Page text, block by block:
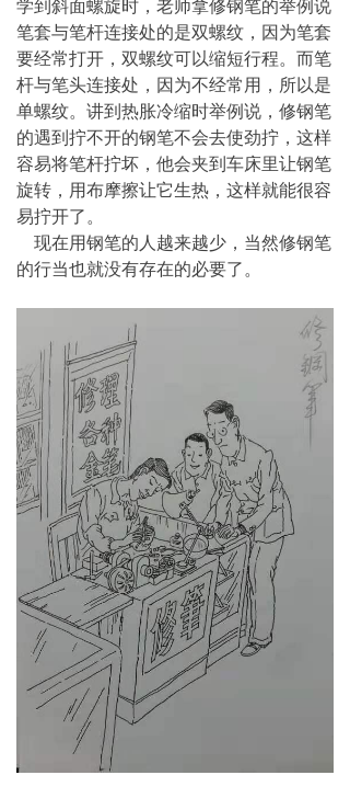
学到斜面螺旋时，老师拿修钢笔的举例说
笔套与笔杆连接处的是双螺纹，因为笔套
要经常打开，双螺纹可以缩短行程。而笔
杆与笔头连接处，因为不经常用，所以是
单螺纹。讲到热胀冷缩时举例说，修钢笔
的遇到拧不开的钢笔不会去使劲拧，这样
容易将笔杆拧坏，他会夹到车床里让钢笔
旋转，用布摩擦让它生热，这样就能很容
易拧开了。
现在用钢笔的人越来越少，当然修钢笔
的行当也就没有存在的必要了。